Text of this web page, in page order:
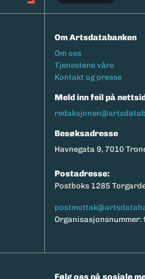
Om Artsdatabanken
Footermeny
Om oss
Tjenestene våre
Kontakt og presse
Meld inn feil på
Besøksadresse
Havnegata 9, 7010
Postadresse:
Postboks 1285
Organisasjonsnummer:
Følg oss på sosiale